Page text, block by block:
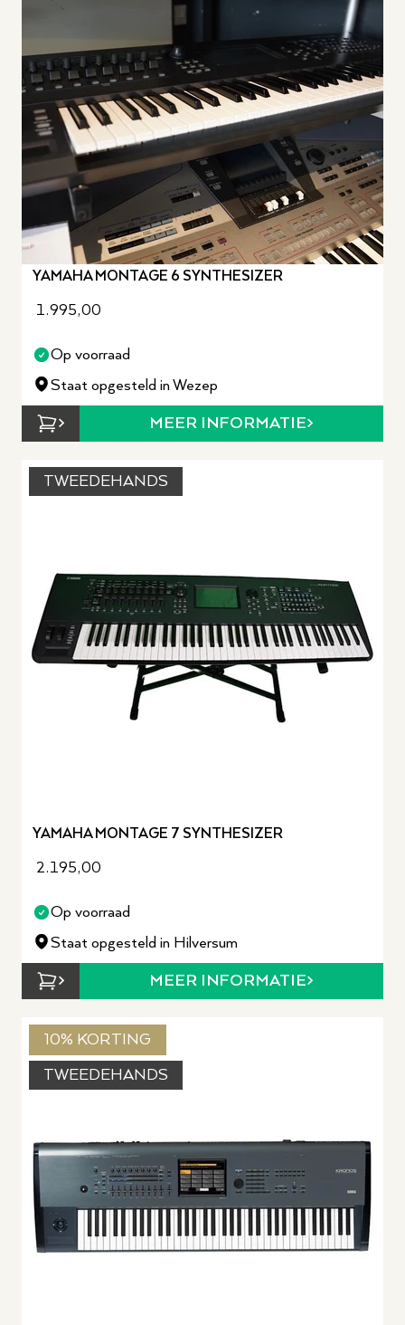
YAMAHA MONTAGE 6 SYNTHESIZER
1.995,00
Op voorraad
Staat opgesteld in Wezep
MEER INFORMATIE
TWEEDEHANDS
YAMAHA MONTAGE 7 SYNTHESIZER
2.195,00
Op voorraad
Staat opgesteld in Hilversum
MEER INFORMATIE
10% KORTING
TWEEDEHANDS